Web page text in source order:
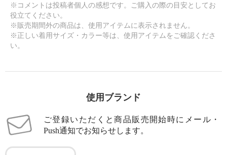
※コメントは投稿者個人の感想です。ご購入の際の目安としてお
役立てください。
※販売期間外の商品は、使用アイテムに表示されません。
※正しい着用サイズ・カラー等は、使用アイテムをご確認くださ
い。
使用ブランド
ご登録いただくと商品販売開始時にメール・
Push通知でお知らせします。